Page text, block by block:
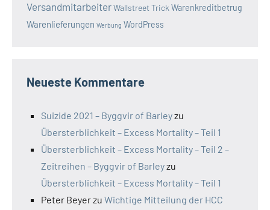
VersandmitarbeiterWallstreet TrickWarenkreditbetrug
Warenlieferungen Werbung WordPress
Neueste Kommentare
Suizide 2021 – Byggvir of Barleyzu
Übersterblichkeit – Excess Mortality – Teil 1
Übersterblichkeit – Excess Mortality – Teil 2 –
Zeitreihen – Byggvir of Barleyzu
Übersterblichkeit – Excess Mortality – Teil 1
Peter Beyerzu Wichtige Mitteilung der HCC